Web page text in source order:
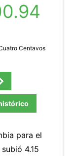
Centavos
para el
4.15